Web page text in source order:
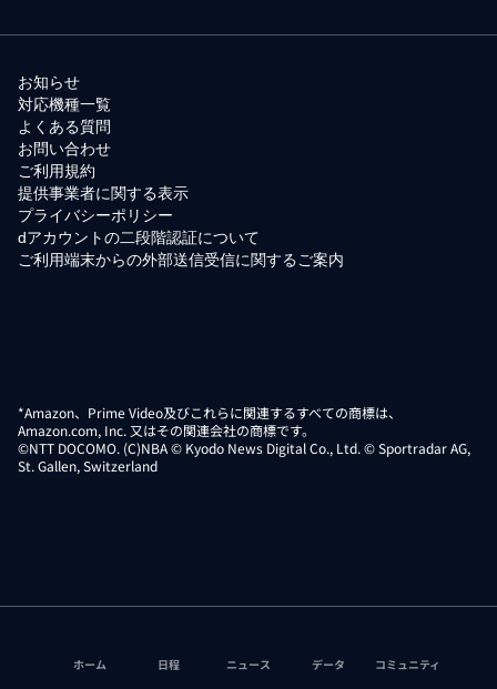
お知らせ
対応機種一覧
よくある質問
お問い合わせ
ご利用規約
提供事業者に関する表示
プライバシーポリシー
dアカウントの二段階認証について
ご利用端末からの外部送信受信に関するご案内
*Amazon、Prime Video及びこれらに関連するすべての商標は、
Amazon.com, Inc. 又はその関連会社の商標です。
©NTT DOCOMO. (C)NBA © Kyodo News Digital Co., Ltd. © Sportradar AG,
St. Gallen, Switzerland
ホーム 日程 ニュース データ コミュニティ